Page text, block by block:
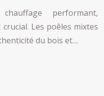
performant,
Les poêles mixtes
du bois et…